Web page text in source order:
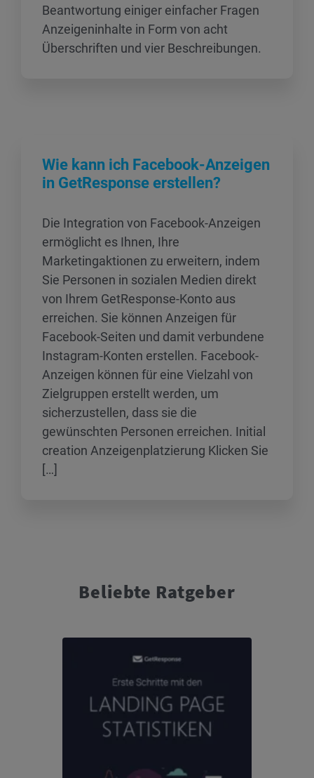
Beantwortung einiger einfacher Fragen
Anzeigeninhalte in Form von acht
Überschriften und vier Beschreibungen.
Wie kann ich Facebook-Anzeigen
in GetResponse erstellen?
Die Integration von Facebook-Anzeigen
ermöglicht es Ihnen, Ihre
Marketingaktionen zu erweitern, indem
Sie Personen in sozialen Medien direkt
von Ihrem GetResponse-Konto aus
erreichen. Sie können Anzeigen für
Facebook-Seiten und damit verbundene
Instagram-Konten erstellen. Facebook-
Anzeigen können für eine Vielzahl von
Zielgruppen erstellt werden, um
sicherzustellen, dass sie die
gewünschten Personen erreichen. Initial
creation Anzeigenplatzierung Klicken Sie
[…]
Beliebte Ratgeber